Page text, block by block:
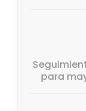
para